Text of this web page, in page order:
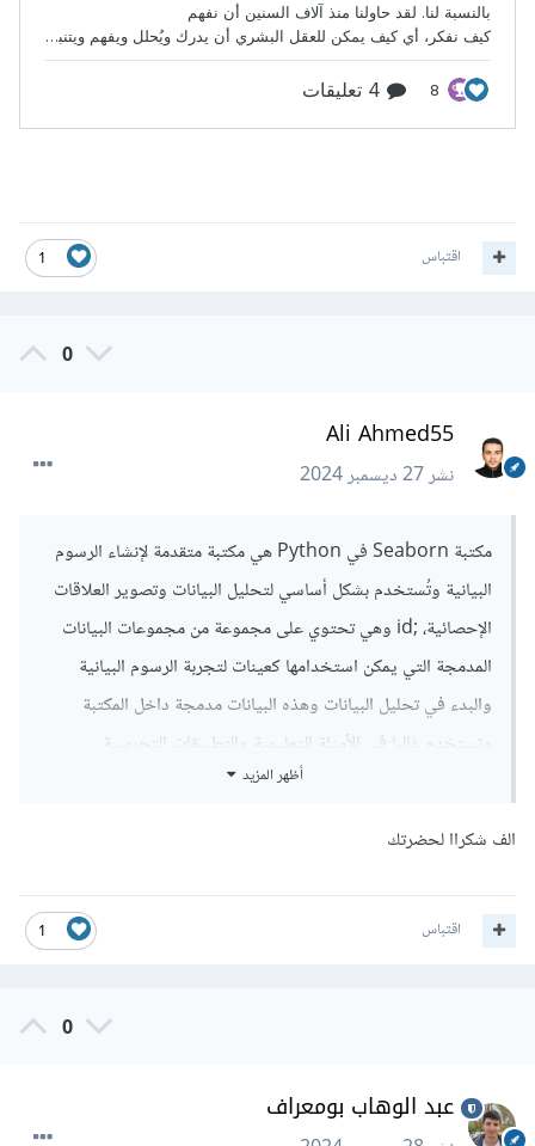
1 اقتباس
0
Ali Ahmed55
نشر27 ديسمبر 2024
مكتبة Seaborn في Python هي مكتبة متقدمة لإنشاء الرسوم
البيانية وتُستخدم بشكل أساسي لتحليل البيانات وتصوير العلاقات
الإحصائية، ;id وهي تحتوي على مجموعة من مجموعات البيانات
المدمجة التي يمكن استخدامها كعينات لتجربة الرسوم البيانية
والبدء في تحليل البيانات وهذه البيانات مدمجة داخل المكتبة
وتستخدم غالبا في الأمثلة التعليمية والتطبيقات التجريبية
ولكن البيانات المدمجة في Seaborn صغيرة الحجم وتستخدم
تحليل بيانات فعلية، ستحتاج عادة إلى استيراد بياناتك من مصادر
المعلومات من هنا:
أظهر المزيد
الف شكراا لحضرتك
1 اقتباس
0
عبد الوهاب بومعراف